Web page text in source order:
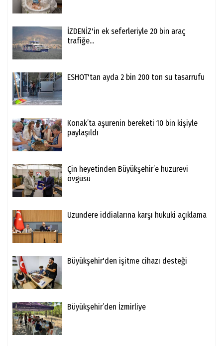
İZDENİZ'in ek seferleriyle 20 bin araç
trafiğe...
ESHOT'tan ayda 2 bin 200 ton su tasarrufu
Konak’ta aşurenin bereketi 10 bin kişiyle
paylaşıldı
Çin heyetinden Büyükşehir’e huzurevi
övgüsü
Uzundere iddialarına karşı hukuki açıklama
Büyükşehir'den işitme cihazı desteği
Büyükşehir’den İzmirliye